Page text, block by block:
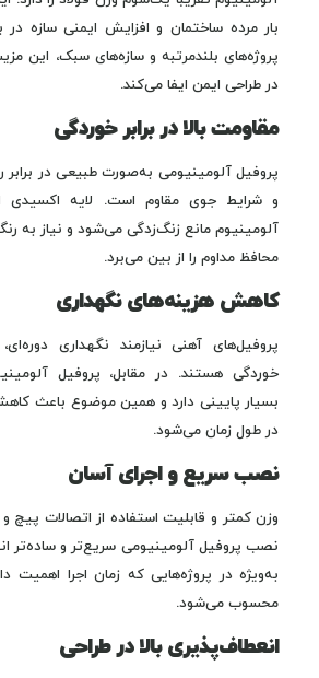
بار مرده ساختمان و افزایش ایمنی سازه در
پروژه‌های بلندمرتبه و سازه‌های سبک، این
در طراحی ایمن ایفا می‌کند.
مقاومت بالا در برابر خوردگی
پروفیل آلومینیومی به‌صورت طبیعی در برابر
و شرایط جوی مقاوم است. لایه اکسیدی
آلومینیوم مانع زنگ‌زدگی می‌شود و نیاز به
محافظ مداوم را از بین می‌برد.
کاهش هزینه‌های نگهداری
پروفیل‌های آهنی نیازمند نگهداری
خوردگی هستند. در مقابل، پروفیل
بسیار پایینی دارد و همین موضوع باعث
در طول زمان می‌شود.
نصب سریع و اجرای آسان
وزن کمتر و قابلیت استفاده از اتصالات
نصب پروفیل آلومینیومی سریع‌تر و ساده‌تر
به‌ویژه در پروژه‌هایی که زمان اجرا اهمیت
محسوب می‌شود.
انعطاف‌پذیری بالا در طراحی